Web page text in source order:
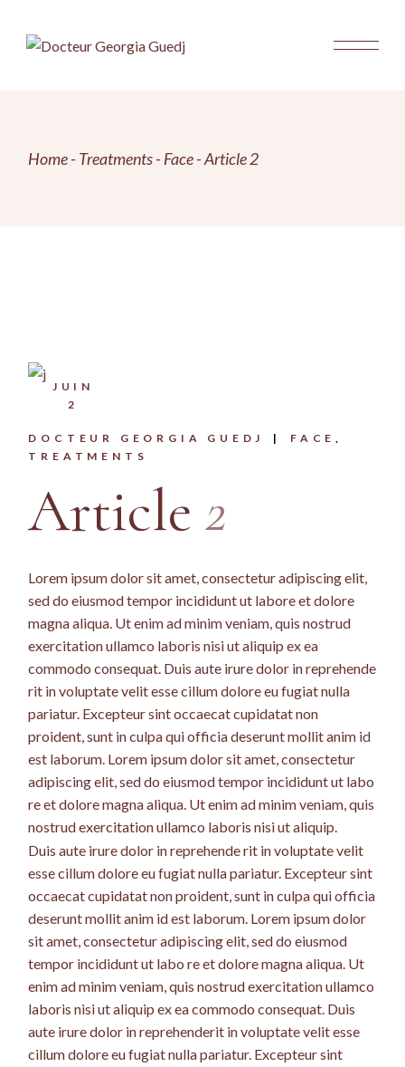
Home Treatments Face Article 2
JUIN
2
DOCTEUR GEORGIA GUEDJ
FACE
TREATMENTS
Article2
Lorem ipsum dolor sit amet, consectetur adipiscing elit,
sed do eiusmod tempor incididunt ut labore et dolore
magna aliqua. Ut enim ad minim veniam, quis nostrud
exercitation ullamco laboris nisi ut aliquip ex ea
commodo consequat. Duis aute irure dolor in reprehende
rit in voluptate velit esse cillum dolore eu fugiat nulla
pariatur. Excepteur sint occaecat cupidatat non
proident, sunt in culpa qui officia deserunt mollit anim id
est laborum. Lorem ipsum dolor sit amet, consectetur
adipiscing elit, sed do eiusmod tempor incididunt ut labo
re et dolore magna aliqua. Ut enim ad minim veniam, quis
nostrud exercitation ullamco laboris nisi ut aliquip.
Duis aute irure dolor in reprehende rit in voluptate velit
esse cillum dolore eu fugiat nulla pariatur. Excepteur sint
occaecat cupidatat non proident, sunt in culpa qui officia
deserunt mollit anim id est laborum. Lorem ipsum dolor
sit amet, consectetur adipiscing elit, sed do eiusmod
tempor incididunt ut labo re et dolore magna aliqua. Ut
enim ad minim veniam, quis nostrud exercitation ullamco
laboris nisi ut aliquip ex ea commodo consequat. Duis
aute irure dolor in reprehenderit in voluptate velit esse
cillum dolore eu fugiat nulla pariatur. Excepteur sint